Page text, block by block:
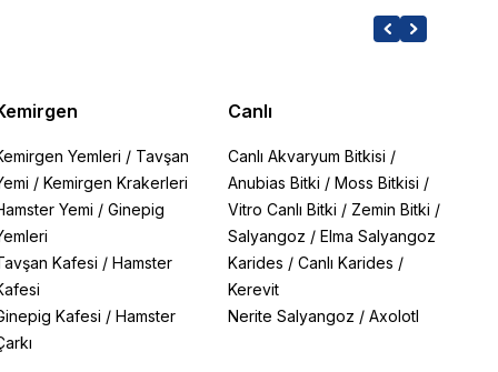
Yemleri / Tavşan
/ Kemirgen Krakerleri
Yemi / Ginepig
Kafesi / Hamster
Kafesi / Hamster
Canlı
Canlı Akvaryum Bitkisi /
Anubias Bitki /Moss Bitkisi /
Vitro Canlı Bitki / Zemin Bitki /
Salyangoz /Elma Salyangoz
Karides /Canlı Karides /
Kerevit
Nerite Salyangoz /Axolotl